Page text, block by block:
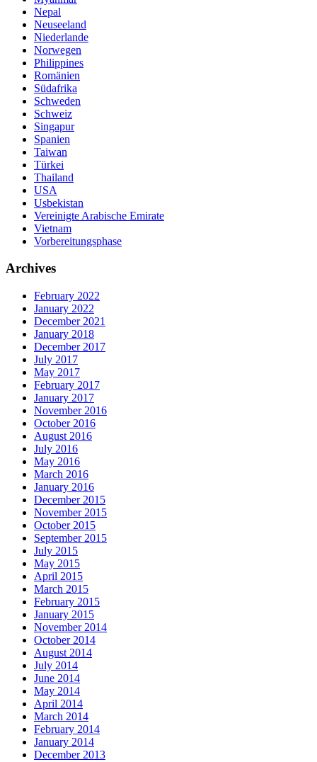
Nepal
Neuseeland
Niederlande
Norwegen
Philippines
Romänien
Südafrika
Schweden
Schweiz
Singapur
Spanien
Taiwan
Türkei
Thailand
USA
Usbekistan
Vereinigte Arabische Emirate
Vietnam
Vorbereitungsphase
Archives
February 2022
January 2022
December 2021
January 2018
December 2017
July 2017
May 2017
February 2017
January 2017
November 2016
October 2016
August 2016
July 2016
May 2016
March 2016
January 2016
December 2015
November 2015
October 2015
September 2015
July 2015
May 2015
April 2015
March 2015
February 2015
January 2015
November 2014
October 2014
August 2014
July 2014
June 2014
May 2014
April 2014
March 2014
February 2014
January 2014
December 2013